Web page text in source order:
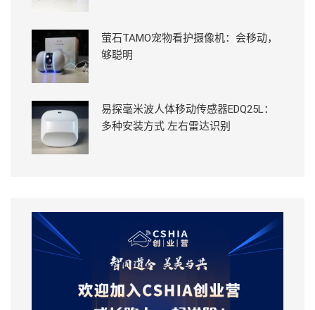
萤石TAMO宠物看护摄像机：会移动，
够聪明
易探毫米波人体移动传感器EDQ25L：
多种安装方式 左右雷达识别